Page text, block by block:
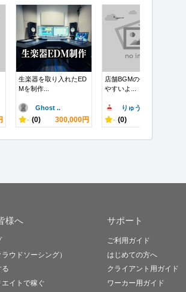
生楽器を取り入れたED
Mを制作...
Ghost ..
- (0) 300,000円
店舗BGMの作成、使い
やすいよ...
りゅうたろう..
- (0)
様へ
ウドソーシング）
る
イトで稼ぐ
サポート
ご利用ガイド
はじめての方へ
クライアント用ガイド
ワーカー用ガイド